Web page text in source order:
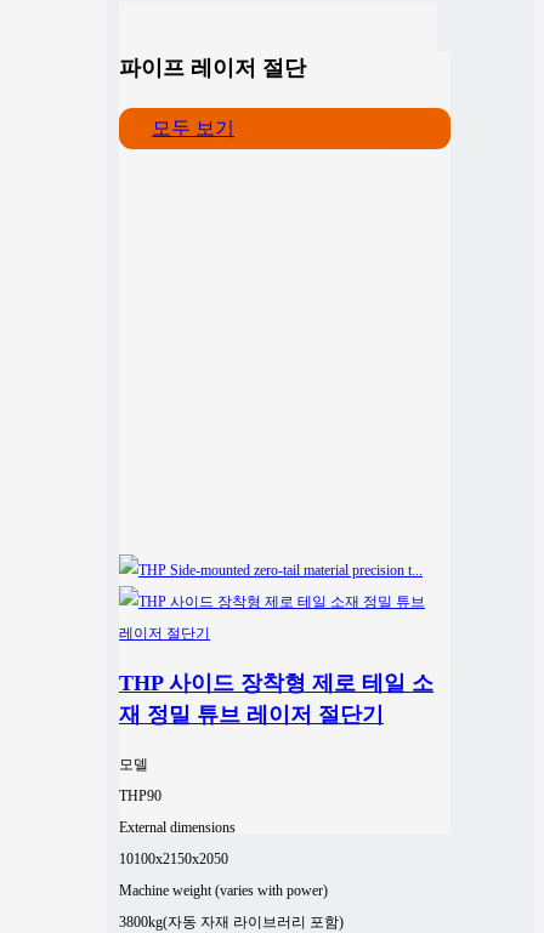
파이프 레이저 절단
모두 보기
THP 사이드 장착형 제로 테일 소
재 정밀 튜브 레이저 절단기
모델
THP90
External dimensions
10100x2150x2050
Machine weight (varies with power)
3800kg(자동 자재 라이브러리 포함)